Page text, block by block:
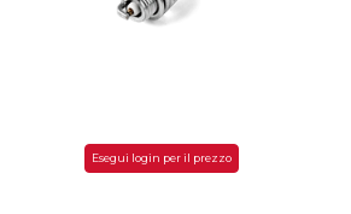
Esegui login per il prezzo